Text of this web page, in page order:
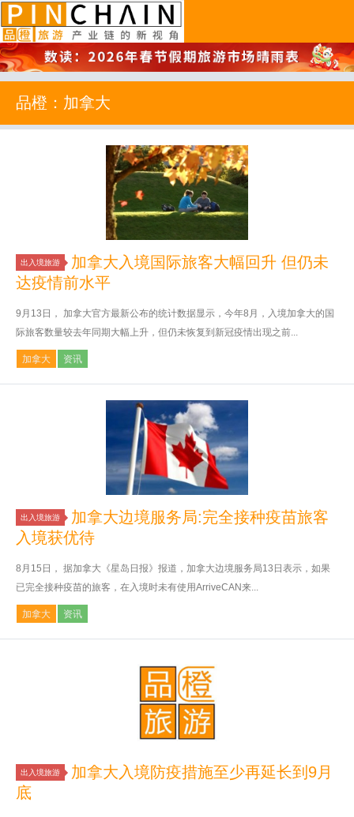
品橙旅游
品橙：加拿大
出入境旅游
加拿大入境国际旅客大幅回升 但仍未
达疫情前水平
9月13日， 加拿大官方最新公布的统计数据显示，今年8月，入境加拿大的国
际旅客数量较去年同期大幅上升，但仍未恢复到新冠疫情出现之前...
加拿大 资讯
出入境旅游
加拿大边境服务局:完全接种疫苗旅客
入境获优待
8月15日， 据加拿大《星岛日报》报道，加拿大边境服务局13日表示，如果
已完全接种疫苗的旅客，在入境时未有使用ArriveCAN来...
加拿大 资讯
出入境旅游
加拿大入境防疫措施至少再延长到9月
底